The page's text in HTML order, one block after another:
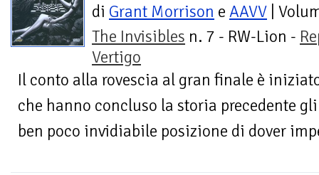
di Grant Morrison e AAVV |
The Invisibles n. 7 - RW-Lion -
Vertigo
Il conto alla rovescia al gran finale è
che hanno concluso la storia precedente
ben poco invidiabile posizione di dover